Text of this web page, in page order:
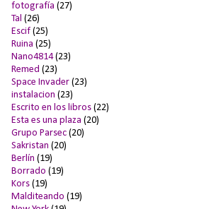
fotografía (27)
Tal (26)
Escif (25)
Ruina (25)
Nano4814 (23)
Remed (23)
Space Invader (23)
instalacion (23)
Escrito en los libros (22)
Esta es una plaza (20)
Grupo Parsec (20)
Sakristan (20)
Berlín (19)
Borrado (19)
Kors (19)
Malditeando (19)